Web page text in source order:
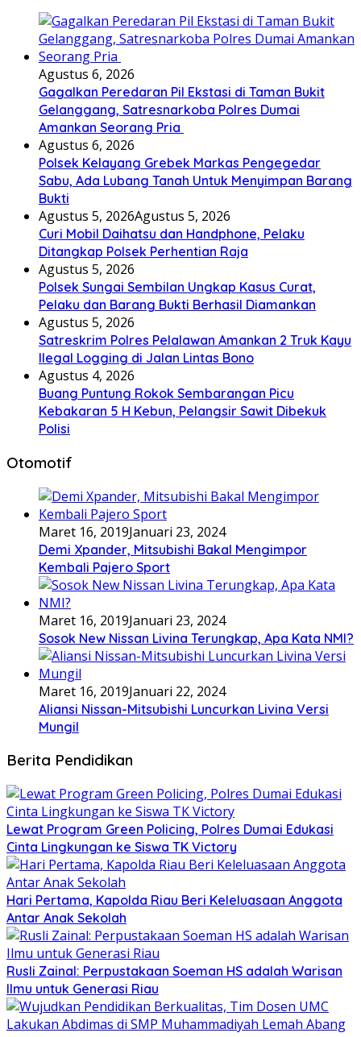
Agustus 6, 2026
Gagalkan Peredaran Pil Ekstasi di Taman Bukit
Gelanggang, Satresnarkoba Polres Dumai
Amankan Seorang Pria
Agustus 6, 2026
Polsek Kelayang Grebek Markas Pengegedar
Sabu, Ada Lubang Tanah Untuk Menyimpan Barang
Bukti
Agustus 5, 2026Agustus 5, 2026
Curi Mobil Daihatsu dan Handphone, Pelaku
Ditangkap Polsek Perhentian Raja
Agustus 5, 2026
Polsek Sungai Sembilan Ungkap Kasus Curat,
Pelaku dan Barang Bukti Berhasil Diamankan
Agustus 5, 2026
Satreskrim Polres Pelalawan Amankan 2 Truk Kayu
Ilegal Logging di Jalan Lintas Bono
Agustus 4, 2026
Buang Puntung Rokok Sembarangan Picu
Kebakaran 5 H Kebun, Pelangsir Sawit Dibekuk
Polisi
Otomotif
Maret 16, 2019Januari 23, 2024
Demi Xpander, Mitsubishi Bakal Mengimpor
Kembali Pajero Sport
Maret 16, 2019Januari 23, 2024
Sosok New Nissan Livina Terungkap, Apa Kata NMI?
Maret 16, 2019Januari 22, 2024
Aliansi Nissan-Mitsubishi Luncurkan Livina Versi
Mungil
Berita Pendidikan
Lewat Program Green Policing, Polres Dumai Edukasi
Cinta Lingkungan ke Siswa TK Victory
Hari Pertama, Kapolda Riau Beri Keleluasaan Anggota
Antar Anak Sekolah
Rusli Zainal: Perpustakaan Soeman HS adalah Warisan
Ilmu untuk Generasi Riau